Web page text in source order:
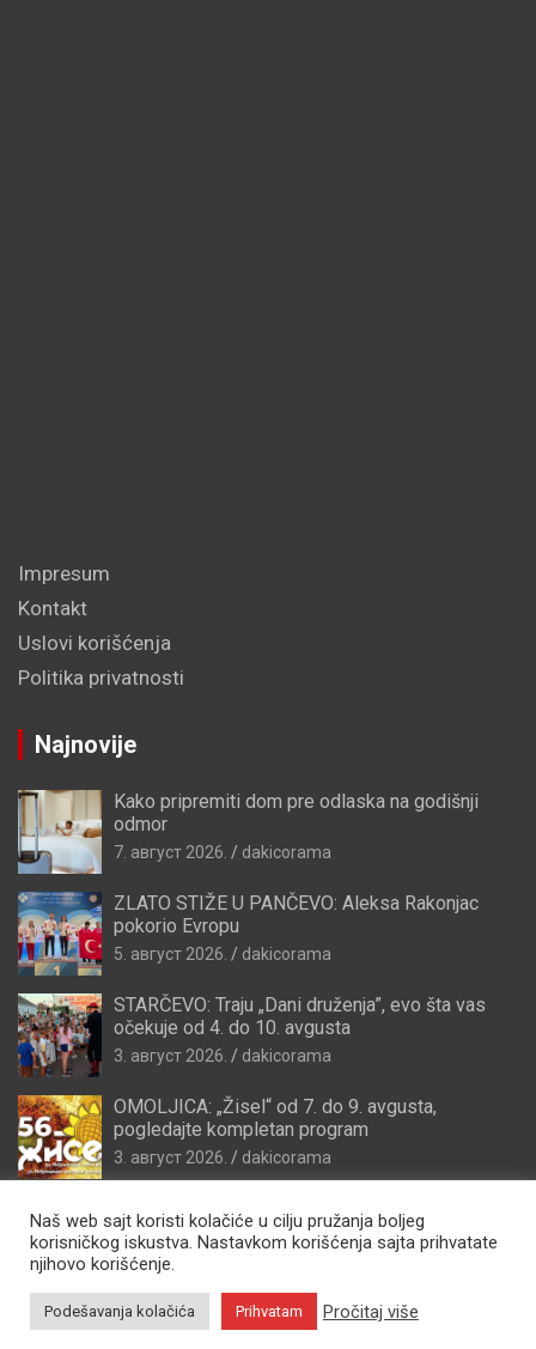
Impresum
Kontakt
Uslovi korišćenja
Politika privatnosti
Najnovije
Kako pripremiti dom pre odlaska na godišnji
odmor
7. август 2026. dakicorama
ZLATO STIŽE U PANČEVO: Aleksa Rakonjac
pokorio Evropu
5. август 2026. dakicorama
STARČEVO: Traju „Dani druženja”, evo šta vas
očekuje od 4. do 10. avgusta
3. август 2026. dakicorama
OMOLJICA: „Žisel“ od 7. do 9. avgusta,
pogledajte kompletan program
3. август 2026. dakicorama
Copyright © 2026Zdravo Pančevo
Naš web sajt koristi kolačiće u cilju pružanja boljeg
korisničkog iskustva. Nastavkom korišćenja sajta prihvatate
njihovo korišćenje.
Podešavanja kolačića Prihvatam Pročitaj više